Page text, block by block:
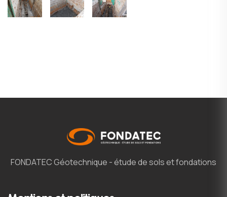
FONDATECGéotechnique - étude de sols et fondations